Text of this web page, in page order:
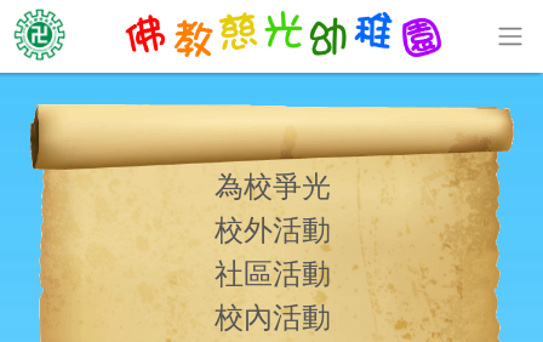
為校爭光
校外活動
社區活動
校內活動